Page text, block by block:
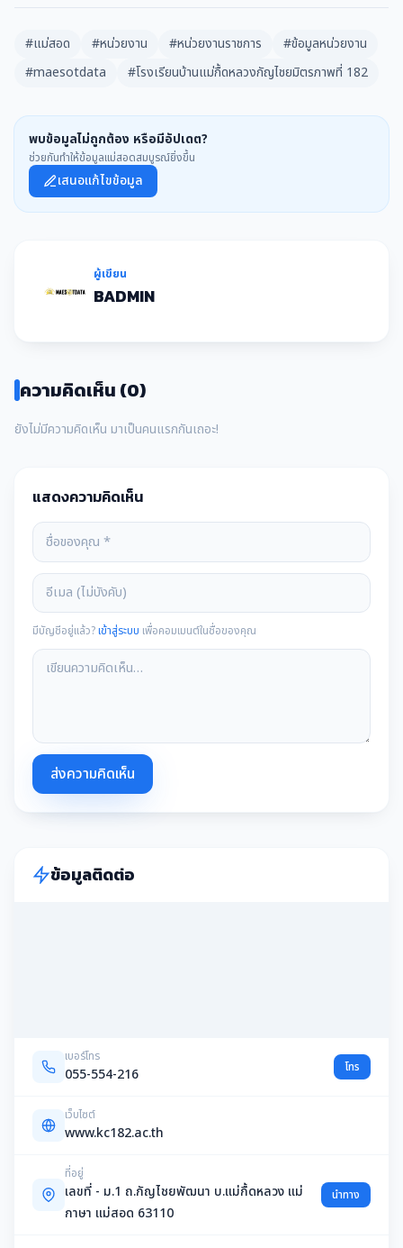
#แม่สอด #หน่วยงาน #หน่วยงานราชการ
#ข้อมูลหน่วยงาน
#maesotdata
#โรงเรียนบ้านแม่กื้ดหลวงกัญไชยมิตรภาพที่ 182
พบข้อมูลไม่ถูกต้อง หรือมีอัปเดต?
ช่วยกันทำให้ข้อมูลแม่สอดสมบูรณ์ยิ่งขึ้น
เสนอแก้ไขข้อมูล
ผู้เขียน
BADMIN
ความคิดเห็น (0)
ยังไม่มีความคิดเห็น มาเป็นคนแรกกันเถอะ!
แสดงความคิดเห็น
มีบัญชีอยู่แล้ว?เข้าสู่ระบบ เพื่อคอมเมนต์ในชื่อของคุณ
ส่งความคิดเห็น
ข้อมูลติดต่อ
เบอร์โทร
055-554-216 โทร
เว็บไซต์
www.kc182.ac.th
ที่อยู่
เลขที่ - ม.1 ถ.กัญไชยพัฒนา บ.แม่กื้ดหลวง แม่
กาษา แม่สอด 63110
นำทาง